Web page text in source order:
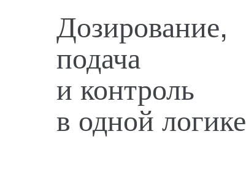
Дозирование,
подача
и контроль
в одной логике